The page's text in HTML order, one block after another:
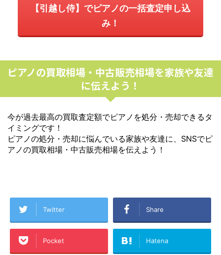
【引越し侍】でピアノの一括査定申し込
み！
ピアノの買取相場・中古販売相場を家族や友達
に伝えよう！
今が過去最高の買取査定額でピアノを処分・売却できるタ
イミングです！
ピアノの処分・売却に悩んでいる家族や友達に、SNSでピ
アノの買取相場・中古販売相場を伝えよう！
Twitter Share
Pocket Hatena